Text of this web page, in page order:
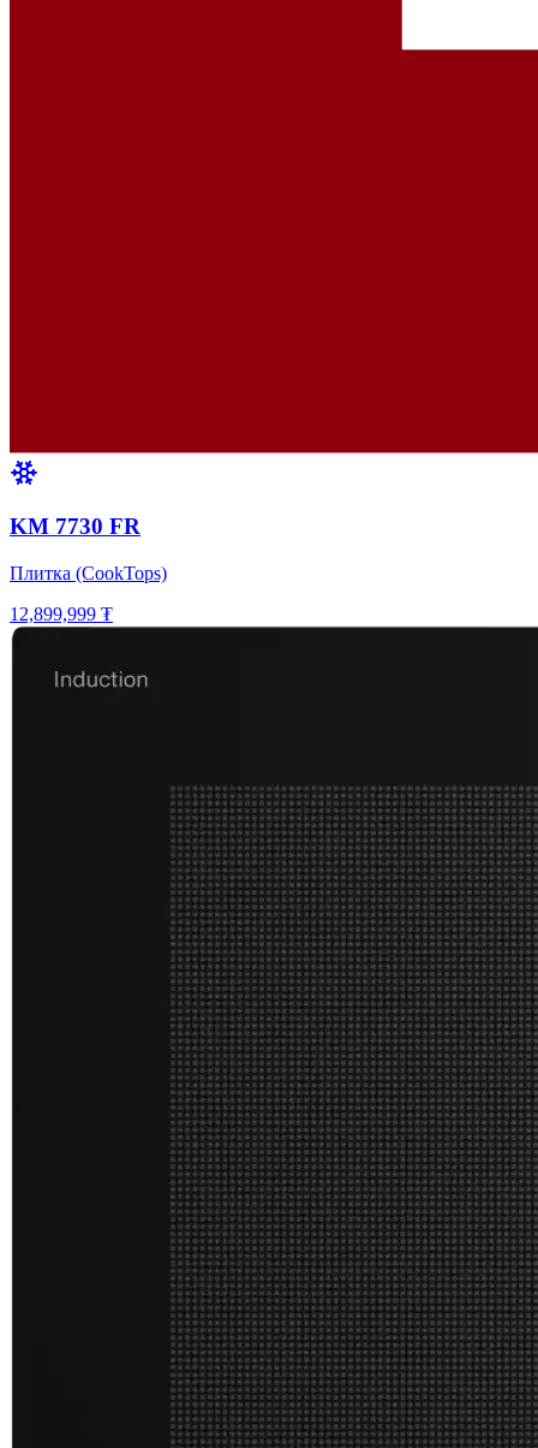
KM 7730 FR
Плитка (CookTops)
12,899,999 ₮